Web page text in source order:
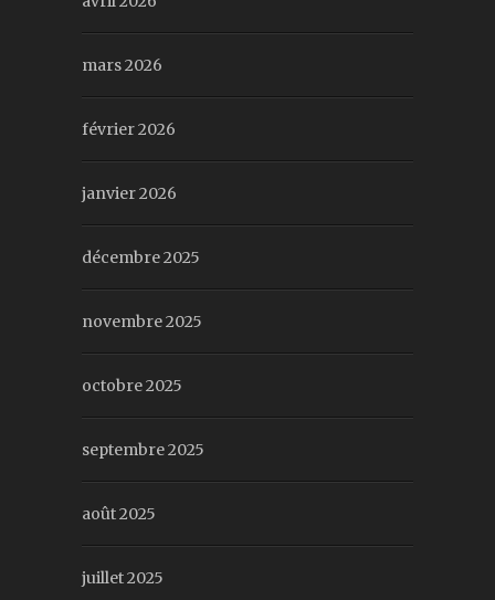
mars 2026
février 2026
janvier 2026
décembre 2025
novembre 2025
octobre 2025
septembre 2025
août 2025
juillet 2025